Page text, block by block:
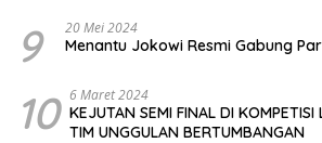
9 20 Mei 2024
Menantu Jokowi Resmi Gabung
10 6 Maret 2024
KEJUTAN SEMI FINAL DI
TIM UNGGULAN BERTUMBANGAN